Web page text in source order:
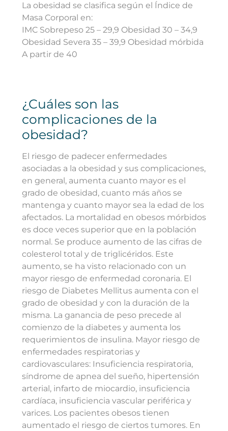
La obesidad se clasifica según el Índice de
Masa Corporal en:
IMC Sobrepeso 25 – 29,9 Obesidad 30 – 34,9
Obesidad Severa 35 – 39,9 Obesidad mórbida
A partir de 40
¿Cuáles son las
complicaciones de la
obesidad?
El riesgo de padecer enfermedades
asociadas a la obesidad y sus complicaciones,
en general, aumenta cuanto mayor es el
grado de obesidad, cuanto más años se
mantenga y cuanto mayor sea la edad de los
afectados. La mortalidad en obesos mórbidos
es doce veces superior que en la población
normal. Se produce aumento de las cifras de
colesterol total y de triglicéridos. Este
aumento, se ha visto relacionado con un
mayor riesgo de enfermedad coronaria. El
riesgo de Diabetes Mellitus aumenta con el
grado de obesidad y con la duración de la
misma. La ganancia de peso precede al
comienzo de la diabetes y aumenta los
requerimientos de insulina. Mayor riesgo de
enfermedades respiratorias y
cardiovasculares: Insuficiencia respiratoria,
síndrome de apnea del sueño, hipertensión
arterial, infarto de miocardio, insuficiencia
cardíaca, insuficiencia vascular periférica y
varices. Los pacientes obesos tienen
aumentado el riesgo de ciertos tumores. En